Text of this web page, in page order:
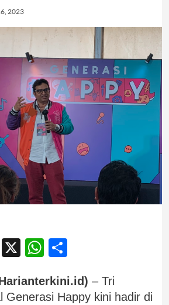
2023
Facebook
X WhatsApp
– Tri
Generasi Happy kini hadir di